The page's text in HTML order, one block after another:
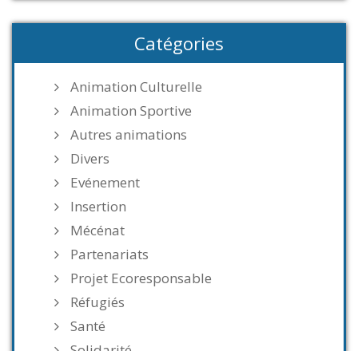
Catégories
Animation Culturelle
Animation Sportive
Autres animations
Divers
Evénement
Insertion
Mécénat
Partenariats
Projet Ecoresponsable
Réfugiés
Santé